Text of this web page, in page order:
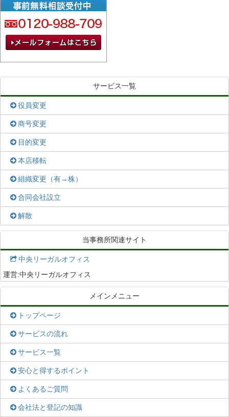
サービス一覧
役員変更
商号変更
目的変更
本店移転
組織変更（有→株）
合同会社設立
解散
当事務所関連サイト
中央リーガルオフィス
運営:中央リーガルオフィス
メインメニュー
トップページ
サービスの流れ
サービス一覧
安心と得するポイント
よくあるご質問
会社法と登記の知識